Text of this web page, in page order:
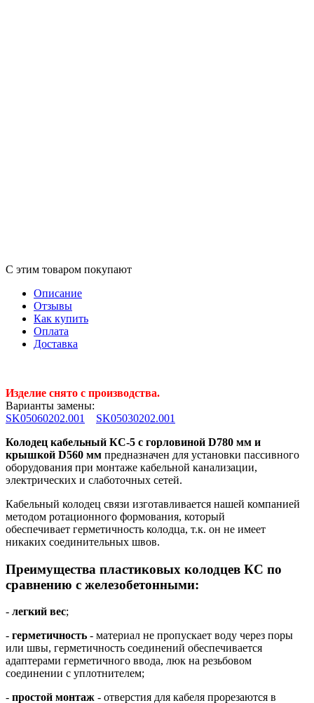
С этим товаром покупают
Описание
Отзывы
Как купить
Оплата
Доставка
Изделие снято с производства.
Варианты замены:
SK05060202.001
SK05030202.001
Колодец кабельный КС-5 с горловиной D780 мм и
крышкой D560 мм предназначен для установки пассивного
оборудования при монтаже кабельной канализации,
электрических и слаботочных сетей.
Кабельный колодец связи изготавливается нашей компанией
методом ротационного формования, который
обеспечивает герметичность колодца, т.к. он не имеет
никаких соединительных швов.
Преимущества пластиковых колодцев КС по
сравнению с железобетонными:
- легкий вес;
- герметичность - материал не пропускает воду через поры
или швы, герметичность соединений обеспечивается
адаптерами герметичного ввода, люк на резьбовом
соединении с уплотнителем;
- простой монтаж - отверстия для кабеля прорезаются в